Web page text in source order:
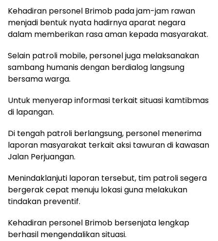
Kehadiran personel Brimob pada jam-jam rawan
menjadi bentuk nyata hadirnya aparat negara
dalam memberikan rasa aman kepada masyarakat.
Selain patroli mobile, personel juga melaksanakan
sambang humanis dengan berdialog langsung
bersama warga.
Untuk menyerap informasi terkait situasi kamtibmas
di lapangan.
Di tengah patroli berlangsung, personel menerima
laporan masyarakat terkait aksi tawuran di kawasan
Jalan Perjuangan.
Menindaklanjuti laporan tersebut, tim patroli segera
bergerak cepat menuju lokasi guna melakukan
tindakan preventif.
Kehadiran personel Brimob bersenjata lengkap
berhasil mengendalikan situasi.